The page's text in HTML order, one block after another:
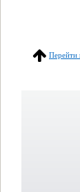
Перейти